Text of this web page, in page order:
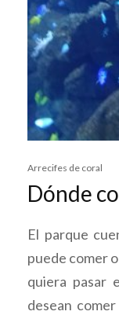
Arrecifes de coral
Dónde
El parque
puede comer
quiera pasar
desean